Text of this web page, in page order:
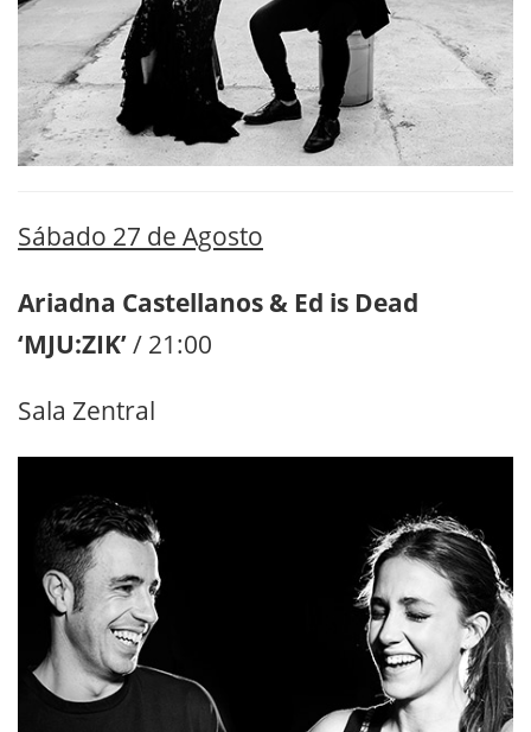
Sábado 27 de Agosto
Ariadna Castellanos & Ed is Dead
‘MJU:ZIK’/ 21:00
Sala Zentral